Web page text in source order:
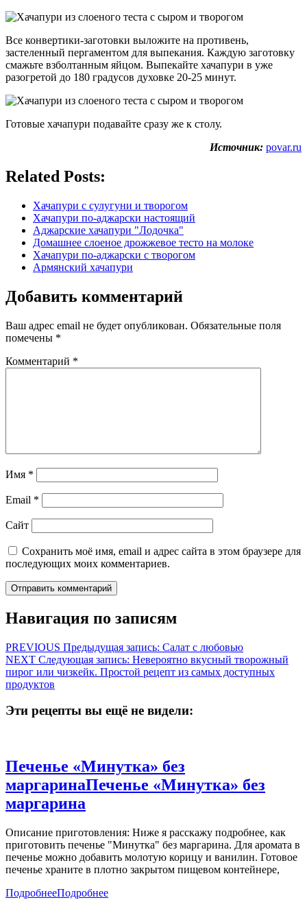
Все конвертики-заготовки выложите на противень,
застеленный пергаментом для выпекания. Каждую заготовку
смажьте взболтанным яйцом. Выпекайте хачапури в уже
разогретой до 180 градусов духовке 20-25 минут.
Готовые хачапури подавайте сразу же к столу.
Источник: povar.ru
Related Posts:
Хачапури с сулугуни и творогом
Хачапури по-аджарски настоящий
Аджарские хачапури "Лодочка"
Домашнее слоеное дрожжевое тесто на молоке
Хачапури по-аджарски с творогом
Армянский хачапури
Добавить комментарий
Ваш адрес email не будет опубликован. Обязательные поля
помечены *
Комментарий *
Имя *
Email *
Сайт
Сохранить моё имя, email и адрес сайта в этом браузере для
последующих моих комментариев.
Навигация по записям
PREVIOUS Предыдущая запись: Салат с любовью
NEXT Следующая запись: Невероятно вкусный творожный
пирог или чизкейк. Простой рецепт из самых доступных
продуктов
Эти рецепты вы ещё не видели:
Печенье «Mинутка» без
маргаринаПеченье «Mинутка» без
маргарина
Описание приготовления: Ниже я расскажу подробнее, как
приготовить печенье "Mинутка" без маргарина. Для аромата в
печенье можно добавить молотую корицу и ванилин. Готовое
печенье храните в плотно закрытом пищевом контейнере,
ПодробнееПодробнее